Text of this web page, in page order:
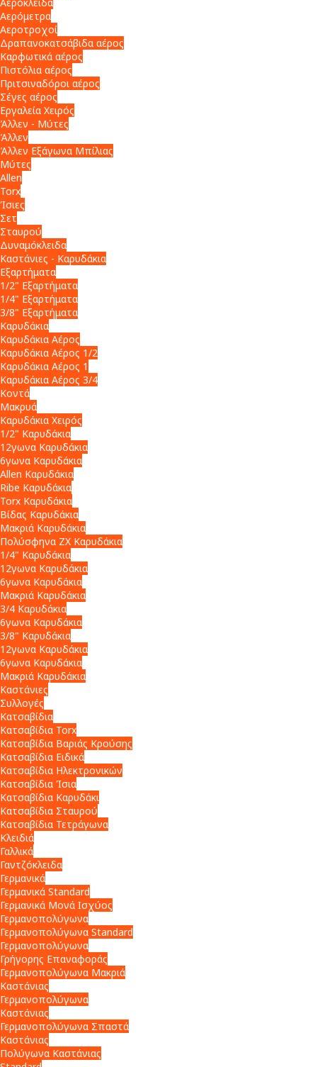
Αερόμετρα
Αεροτροχοί
Δραπανοκατσάβιδα αέρος
Καρφωτικά αέρος
Πιστόλια αέρος
Πριτσιναδόροι αέρος
Σέγες αέρος
Εργαλεία Χειρός
Άλλεν - Μύτες
Άλλεν
Άλλεν Εξάγωνα Μπίλιας
Μύτες
Allen
Torx
Ίσιες
Σετ
Σταυρού
Δυναμόκλειδα
Καστάνιες - Καρυδάκια
Εξαρτήματα
1/2" Εξαρτήματα
1/4" Εξαρτήματα
3/8" Εξαρτήματα
Καρυδάκια
Καρυδάκια Αέρος
Καρυδάκια Αέρος 1/2
Καρυδάκια Αέρος 1
Καρυδάκια Αέρος 3/4
Κοντά
Μακρυά
Καρυδάκια Χειρός
1/2" Καρυδάκια
12γωνα Καρυδάκια
6γωνα Καρυδάκια
Allen Καρυδάκια
Ribe Καρυδάκια
Torx Καρυδάκια
Βίδας Καρυδάκια
Μακριά Καρυδάκια
Πολύσφηνα ZX Καρυδάκια
1/4" Καρυδάκια
12γωνα Καρυδάκια
6γωνα Καρυδάκια
Μακριά Καρυδάκια
3/4 Καρυδάκια
6γωνα Καρυδάκια
3/8" Καρυδάκια
12γωνα Καρυδάκια
6γωνα Καρυδάκια
Μακριά Καρυδάκια
Καστάνιες
Συλλογές
Κατσαβίδια
Κατσαβίδια Torx
Κατσαβίδια Βαριάς Κρούσης
Κατσαβίδια Ειδικά
Κατσαβίδια Ηλεκτρονικών
Κατσαβίδια Ίσια
Κατσαβίδια Καρυδάκι
Κατσαβίδια Σταυρού
Κατσαβίδια Τετράγωνα
Κλειδιά
Γαλλικά
Γαντζόκλειδα
Γερμανικά
Γερμανικά Standard
Γερμανικά Μονά Ισχύος
Γερμανοπολύγωνα
Γερμανοπολύγωνα Standard
Γερμανοπολύγωνα
Γρήγορης Επαναφοράς
Γερμανοπολύγωνα Μακριά
Καστάνιας
Γερμανοπολύγωνα
Καστάνιας
Γερμανοπολύγωνα Σπαστά
Καστάνιας
Πολύγωνα Καστάνιας